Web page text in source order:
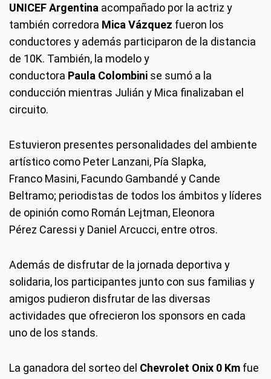
UNICEF Argentina acompañado por la actriz y
también corredora Mica Vázquez fueron los
conductores y además participaron de la distancia
de 10K. También, la modelo y
conductora Paula Colombini se sumó a la
conducción mientras Julián y Mica finalizaban el
circuito.
Estuvieron presentes personalidades del ambiente
artístico como Peter Lanzani, Pía Slapka,
Franco Masini, Facundo Gambandé y Cande
Beltramo; periodistas de todos los ámbitos y líderes
de opinión como Román Lejtman, Eleonora
Pérez Caressi y Daniel Arcucci, entre otros.
Además de disfrutar de la jornada deportiva y
solidaria, los participantes junto con sus familias y
amigos pudieron disfrutar de las diversas
actividades que ofrecieron los sponsors en cada
uno de los stands.
La ganadora del sorteo del Chevrolet Onix 0 Km fue